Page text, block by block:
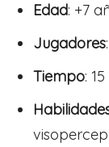
Edad: +7
Jugadores
Tiempo: